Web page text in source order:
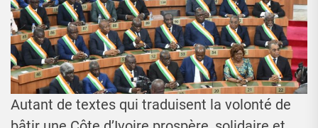
Autant de textes qui traduisent la volonté de